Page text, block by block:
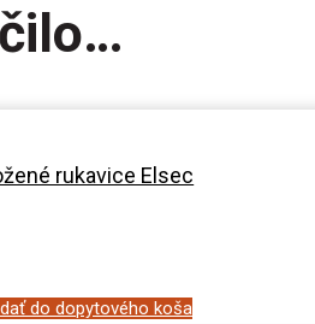
rukavice Elsec
do dopytového koša